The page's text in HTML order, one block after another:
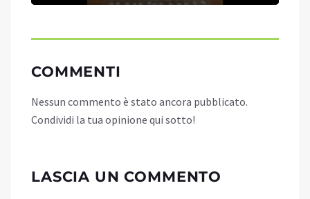
COMMENTI
Nessun commento è stato ancora pubblicato.
Condividi la tua opinione qui sotto!
LASCIA UN COMMENTO